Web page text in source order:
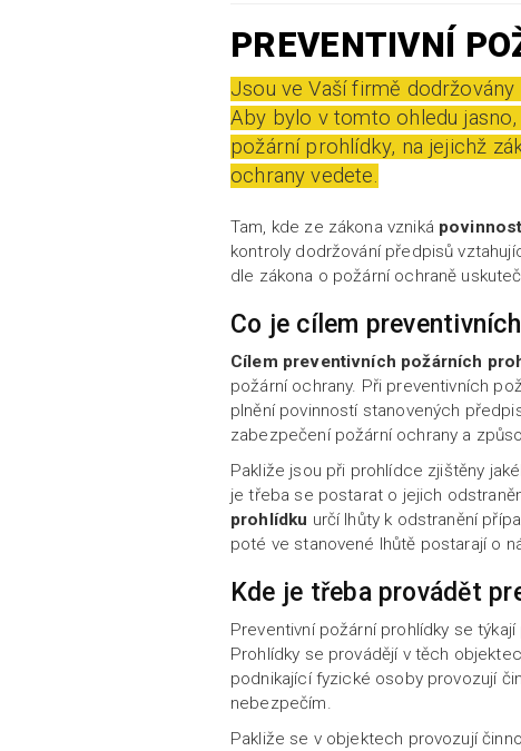
PREVENTIVNÍ
Jsou ve Vaší firmě
Aby bylo v tomto ohledu
požární prohlídky, na jejichž
ochrany vedete.
Tam, kde ze zákona vzniká
kontroly dodržování předpisů
dle zákona o požární ochraně
Co je cílem
Cílem preventivních požárních
požární ochrany. Při preventivních
plnění povinností stanovených
zabezpečení požární ochrany a
Pakliže jsou při prohlídce zjištěny
je třeba se postarat o jejich
prohlídku určí lhůty k odstranění
poté ve stanovené lhůtě postarají o
Kde je třeba provádět
Preventivní požární prohlídky se
Prohlídky se provádějí v těch
podnikající fyzické osoby provozují
nebezpečím.
Pakliže se v objektech provozují